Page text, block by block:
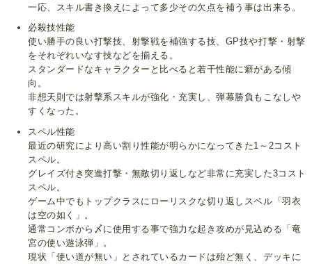
一応、スキル書き換えによって多少その欠点を補う事は出来る。
必殺技性能
使い勝手の良い打撃技、射撃戦を補強する技、GP技や打撃・射撃
をそれぞれいなす技などを揃える。
スタンダードなキャラクターと比べると若干性能に癖がある傾
向。
非想天則では射撃系スキルが強化・充実し、弾幕勝負もこなしや
すくなった。
スペル性能
最近の研究により高い割り性能が明らかになってきた1～2コスト
スペル。
グレイズ付き突進打撃・無敵切り返しなど非常に充実した3コスト
スペル。
ゲーム中でもトップクラスにローリスクな切り返しスペル「羽衣
は空の如く」。
通常コンボから〆に使用する事で強力な起き攻めが見込める「竜
宮の使い遊泳弾」。
現状「使い道が無い」とされているカードは殆ど無く、デッキに